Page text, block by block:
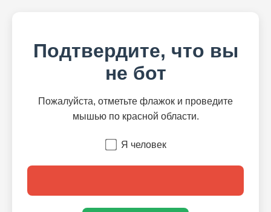
Подтвердите, что вы
не бот
Пожалуйста, отметьте флажок и проведите
мышью по красной области.
Я человек